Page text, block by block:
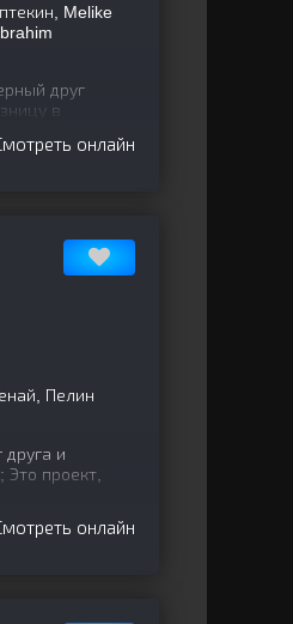
Melike
друг
в
онлайн
Пелин
и
проект,
онлайн